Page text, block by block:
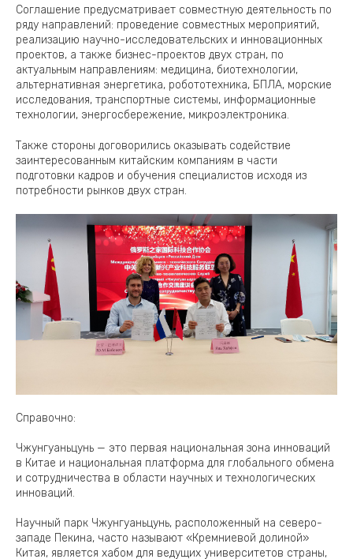
Соглашение предусматривает совместную деятельность по
ряду направлений: проведение совместных мероприятий,
реализацию научно-исследовательских и инновационных
проектов, а также бизнес-проектов двух стран, по
актуальным направлениям: медицина, биотехнологии,
альтернативная энергетика, робототехника, БПЛА, морские
исследования, транспортные системы, информационные
технологии, энергосбережение, микроэлектроника.
Также стороны договорились оказывать содействие
заинтересованным китайским компаниям в части
подготовки кадров и обучения специалистов исходя из
потребности рынков двух стран.
Справочно:
Чжунгуаньцунь — это первая национальная зона инноваций
в Китае и национальная платформа для глобального обмена
и сотрудничества в области научных и технологических
инноваций.
Научный парк Чжунгуаньцунь, расположенный на северо-
западе Пекина, часто называют «Кремниевой долиной»
Китая, является хабом для ведущих университетов страны,